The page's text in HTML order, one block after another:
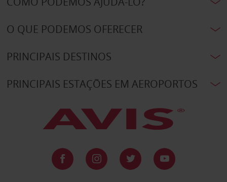
O QUE PODEMOS OFERECER
PRINCIPAIS DESTINOS
PRINCIPAIS ESTAÇÕES EM AEROPORTOS